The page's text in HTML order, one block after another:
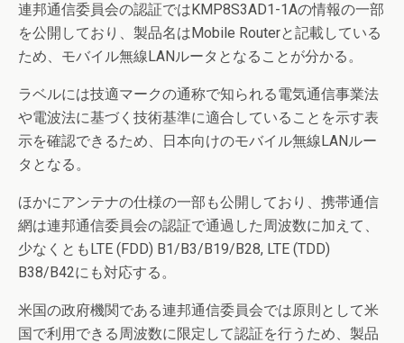
連邦通信委員会の認証ではKMP8S3AD1-1Aの情報の一部
を公開しており、製品名はMobile Routerと記載している
ため、モバイル無線LANルータとなることが分かる。
ラベルには技適マークの通称で知られる電気通信事業法
や電波法に基づく技術基準に適合していることを示す表
示を確認できるため、日本向けのモバイル無線LANルー
タとなる。
ほかにアンテナの仕様の一部も公開しており、携帯通信
網は連邦通信委員会の認証で通過した周波数に加えて、
少なくともLTE (FDD) B1/B3/B19/B28, LTE (TDD)
B38/B42にも対応する。
米国の政府機関である連邦通信委員会では原則として米
国で利用できる周波数に限定して認証を行うため、製品